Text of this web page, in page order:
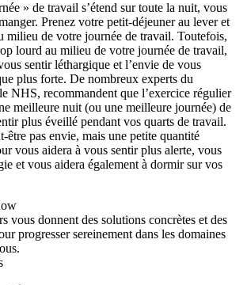
» de travail s’étend sur toute la nuit, vous
Prenez votre petit-déjeuner au lever et
milieu de votre journée de travail. Toutefois,
lourd au milieu de votre journée de travail,
sentir léthargique et l’envie de vous
plus forte. De nombreux experts du
NHS, recommandent que l’exercice régulier
meilleure nuit (ou une meilleure journée) de
plus éveillé pendant vos quarts de travail.
être pas envie, mais une petite quantité
vous aidera à vous sentir plus alerte, vous
et vous aidera également à dormir sur vos
vous donnent des solutions concrètes et des
progresser sereinement dans les domaines